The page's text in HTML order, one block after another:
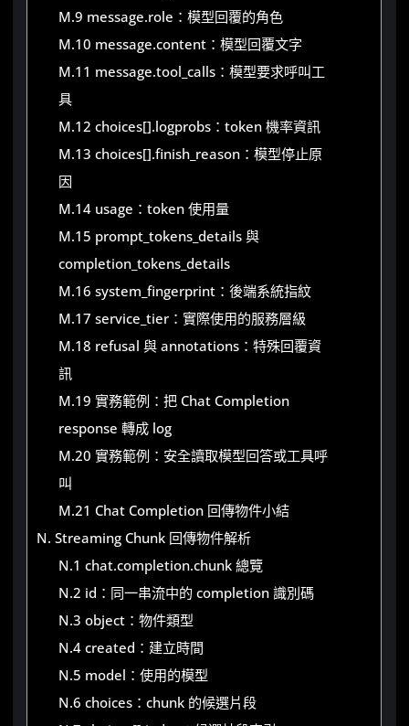
M.9 message.role：模型回覆的角色
M.10 message.content：模型回覆文字
M.11 message.tool_calls：模型要求呼叫工
具
M.12 choices[].logprobs：token 機率資訊
M.13 choices[].finish_reason：模型停止原
因
M.14 usage：token 使用量
M.15 prompt_tokens_details 與
completion_tokens_details
M.16 system_fingerprint：後端系統指紋
M.17 service_tier：實際使用的服務層級
M.18 refusal 與 annotations：特殊回覆資
訊
M.19 實務範例：把 Chat Completion
response 轉成 log
M.20 實務範例：安全讀取模型回答或工具呼
叫
M.21 Chat Completion 回傳物件小結
N. Streaming Chunk 回傳物件解析
N.1 chat.completion.chunk 總覽
N.2 id：同一串流中的 completion 識別碼
N.3 object：物件類型
N.4 created：建立時間
N.5 model：使用的模型
N.6 choices：chunk 的候選片段